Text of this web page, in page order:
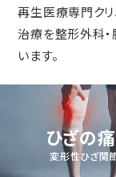
再生医療専門クリ
治療を整形外科・
います。
ひざの
変形性ひざ関